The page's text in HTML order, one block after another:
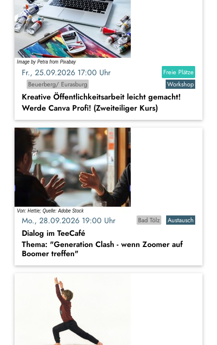
Fr., 25.09.2026 17:00 Uhr
Freie Plätze
Beuerberg/ Eurasburg
Workshop
Kreative Öffentlichkeitsarbeit leicht gemacht!
Werde Canva Profi! (Zweiteiliger Kurs)
Mo., 28.09.2026 19:00 Uhr Bad Tölz Austausch
Dialog im TeeCafé
Thema: "Generation Clash - wenn Zoomer auf
Boomer treffen"